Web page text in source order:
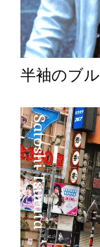
半袖のブ
Satoshi Tsuruta